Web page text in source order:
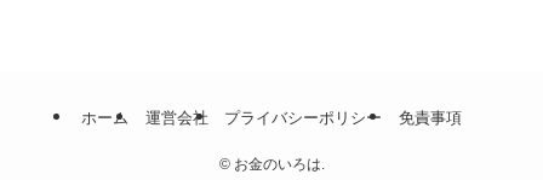
ホーム 運営会社 プライバシーポリシー 免責事項
©お金のいろは.